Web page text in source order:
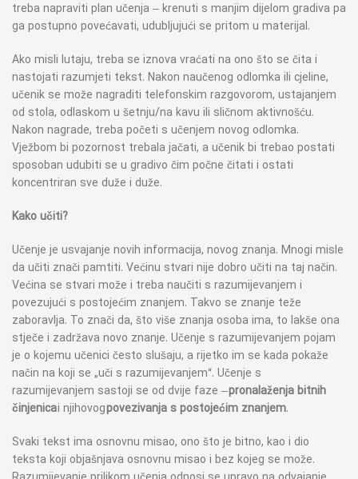
treba napraviti plan učenja – krenuti s manjim dijelom gradiva pa
ga postupno povećavati, udubljujući se pritom u materijal.
Ako misli lutaju, treba se iznova vraćati na ono što se čita i
nastojati razumjeti tekst. Nakon naučenog odlomka ili cjeline,
učenik se može nagraditi telefonskim razgovorom, ustajanjem
od stola, odlaskom u šetnju/na kavu ili sličnom aktivnošću.
Nakon nagrade, treba početi s učenjem novog odlomka.
Vježbom bi pozornost trebala jačati, a učenik bi trebao postati
sposoban udubiti se u gradivo čim počne čitati i ostati
koncentriran sve duže i duže.
Kako učiti?
Učenje je usvajanje novih informacija, novog znanja. Mnogi misle
da učiti znači pamtiti. Većinu stvari nije dobro učiti na taj način.
Većina se stvari može i treba naučiti s razumijevanjem i
povezujući s postojećim znanjem. Takvo se znanje teže
zaboravlja. To znači da, što više znanja osoba ima, to lakše ona
stječe i zadržava novo znanje. Učenje s razumijevanjem pojam
je o kojemu učenici često slušaju, a rijetko im se kada pokaže
način na koji se „uči s razumijevanjem“. Učenje s
razumijevanjem sastoji se od dvije faze –pronalaženja bitnih
činjenicai njihovogpovezivanja s postojećim znanjem.
Svaki tekst ima osnovnu misao, ono što je bitno, kao i dio
teksta koji objašnjava osnovnu misao i bez kojeg se može.